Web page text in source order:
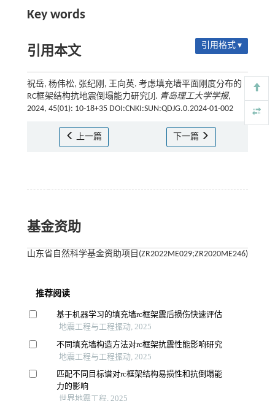
Key words
引用本文 引用格式 ▾
祝岳, 杨伟松, 张纪刚, 王向英. 考虑填充墙平面刚度分布的
RC框架结构抗地震倒塌能力研究[J]. 青岛理工大学学报,
2024, 45(01): 10-18+35 DOI:CNKI:SUN:QDJG.0.2024-01-002
上一篇 下一篇
基金资助
山东省自然科学基金资助项目(ZR2022ME029;ZR2020ME246)